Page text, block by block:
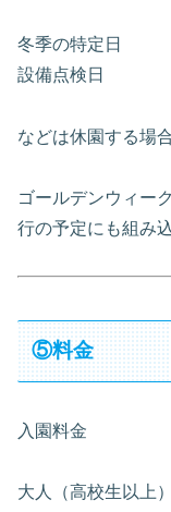
冬季の特定日
設備点検日
などは休園する場
ゴールデンウィー
行の予定にも組み
⑤料金
入園料金
大人（高校生以上）